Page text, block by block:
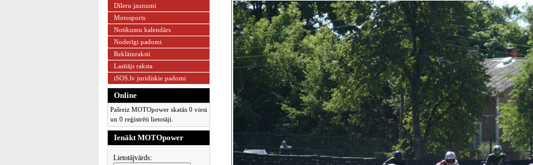
Dīleru jaunumi
Motosports
Notikumu kalendārs
Noderīgi padomi
Reklāmraksti
Lasītājs raksta
iSOS.lv juridiskie padomi
Online
Pašreiz MOTOpower skatās 0 viesi
un 0 reģistrēti lietotāji.
Ienākt MOTOpower
Lietotājvārds: